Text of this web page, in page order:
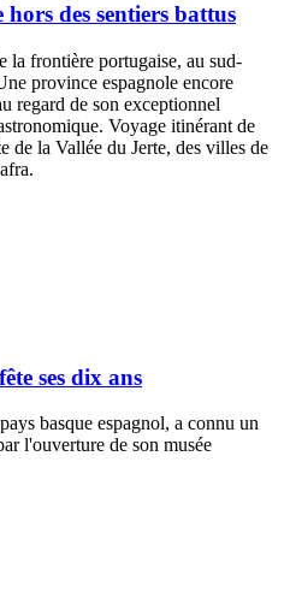
des sentiers battus
la frontière portugaise, au sud-
province espagnole encore
regard de son exceptionnel
Voyage itinérant de
de la Vallée du Jerte, des villes de
ses dix ans
basque espagnol, a connu un
l'ouverture de son musée